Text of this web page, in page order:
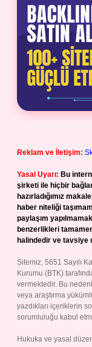
Reklam ve İletişim:
Yasal Uyarı: Bu
şirketi ile hiçbir
hazırladığımız
haber niteliği
paylaşım
benzerlikleri
halindedir ve tavsiye
Sitemiz, 5651 Sayılı
Kurumu (BTK)
vermektedir. Bu
veya araştırma
yazdıkları içeriklerin
sorumluluğu kabul
Hukuka ve yasal